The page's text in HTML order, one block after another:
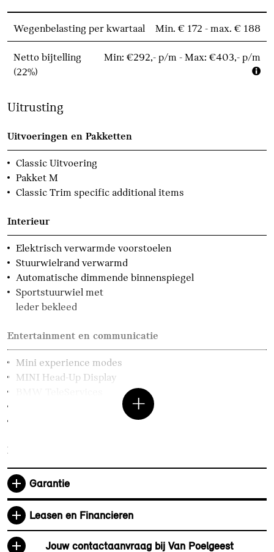
Wegenbelasting per kwartaal Min. € 172 - max. € 188
Netto bijtelling
(22%)
Min: €292,- p/m - Max: €403,- p/m
Uitrusting
Uitvoeringen en Pakketten
Classic Uitvoering
Pakket M
Classic Trim specific additional items
Interieur
Elektrisch verwarmde voorstoelen
Stuurwielrand verwarmd
Automatische dimmende binnenspiegel
Sportstuurwiel met
leder bekleed
Entertainment en communicatie
Mini experience modes
MINI Head-Up Display
Exterieur
Glazen panoramadak
17 inch Parallel Spoke 2-
tone
Dak en spiegelkappen in Jetblack
Extra getint glas in
Garantie
Leasen en Financieren
Jouw contactaanvraag bij Van Poelgeest